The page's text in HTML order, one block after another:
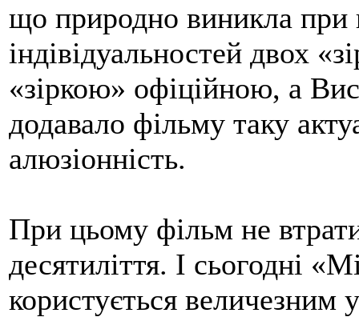
що природно виникла при
індівідуальностей двох
«зіркою» офіційною, а
додавало фільму таку
алюзіонність.
При цьому фільм не
десятиліття. І сьогодні
користується величезним